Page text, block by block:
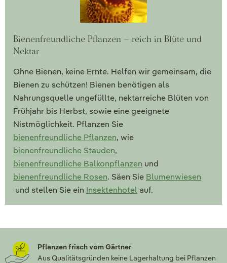
Bienenfreundliche Pflanzen – reich in Blüte und
Nektar
Ohne Bienen, keine Ernte. Helfen wir gemeinsam, die
Bienen zu schützen! Bienen benötigen als
Nahrungsquelle ungefüllte, nektarreiche Blüten von
Frühjahr bis Herbst, sowie eine geeignete
Nistmöglichkeit. Pflanzen Sie
bienenfreundliche Pflanzen, wie
bienenfreundliche Stauden,
bienenfreundliche Balkonpflanzen und
bienenfreundliche Rosen. Säen Sie Blumenwiesen
und stellen Sie ein Insektenhotel auf.
Pflanzen frisch vom Gärtner
Aus Qualitätsgründen keine Lagerhaltung bei Pflanzen